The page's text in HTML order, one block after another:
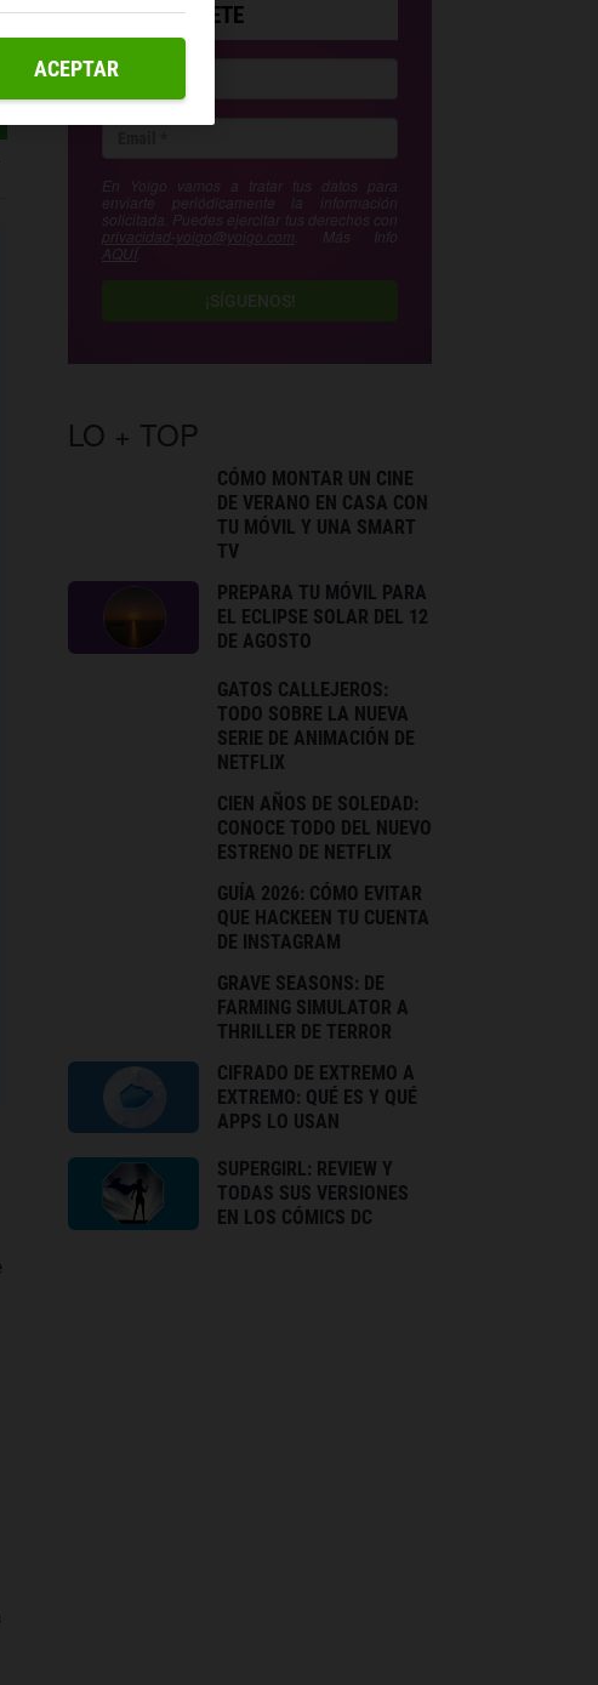
SUSCRÍBETE
En Yoigo vamos a tratar tus datos para
enviarte periódicamente la información
solicitada. Puedes ejercitar tus derechos con
privacidad-yoigo@yoigo.com . Más Info
AQUÍ
¡SÍGUENOS!
LO + TOP
CÓMO MONTAR UN CINE
DE VERANO EN CASA CON
TU MÓVIL Y UNA SMART
TV
PREPARA TU MÓVIL PARA
EL ECLIPSE SOLAR DEL 12
DE AGOSTO
GATOS CALLEJEROS:
TODO SOBRE LA NUEVA
SERIE DE ANIMACIÓN DE
NETFLIX
CIEN AÑOS DE SOLEDAD:
CONOCE TODO DEL NUEVO
ESTRENO DE NETFLIX
GUÍA 2026: CÓMO EVITAR
QUE HACKEEN TU CUENTA
DE INSTAGRAM
GRAVE SEASONS: DE
FARMING SIMULATOR A
THRILLER DE TERROR
CIFRADO DE EXTREMO A
EXTREMO: QUÉ ES Y QUÉ
APPS LO USAN
SUPERGIRL: REVIEW Y
TODAS SUS VERSIONES
EN LOS CÓMICS DC
ACEPTAR